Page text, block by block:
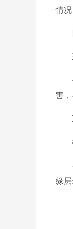
情
这
与
害，
根
在
缘